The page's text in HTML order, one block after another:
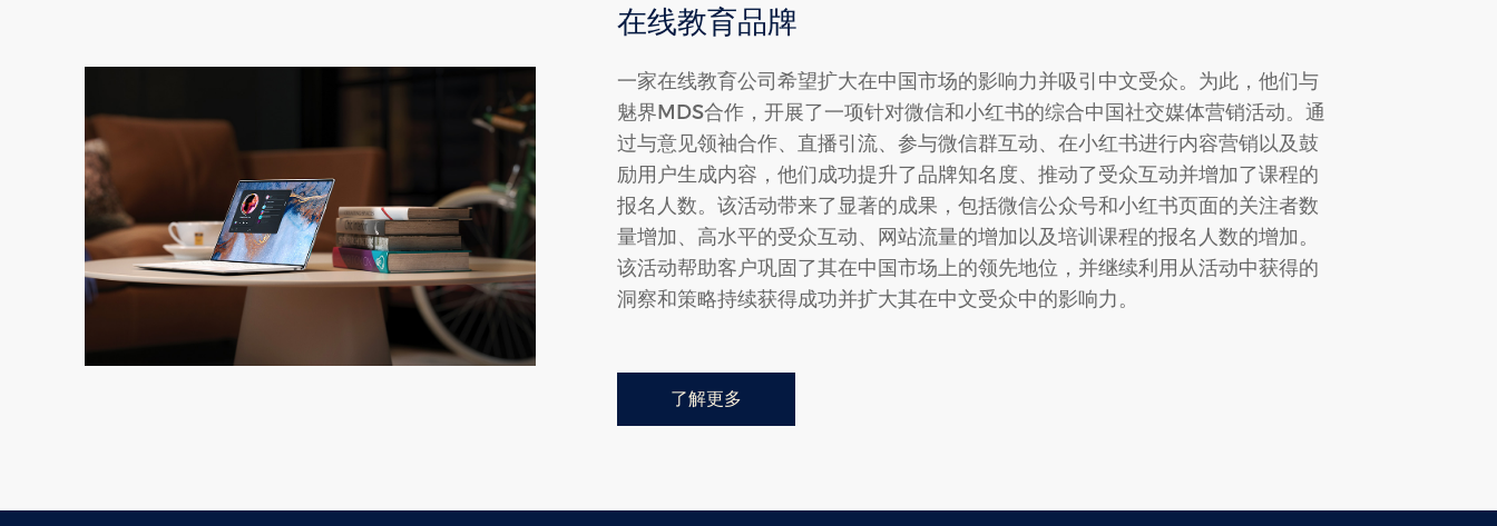
在线教育品牌
一家在线教育公司希望扩大在中国市场的影响力并吸引中文受众。为此，他们与
魅界MDS合作，开展了一项针对微信和小红书的综合中国社交媒体营销活动。通
过与意见领袖合作、直播引流、参与微信群互动、在小红书进行内容营销以及鼓
励用户生成内容，他们成功提升了品牌知名度、推动了受众互动并增加了课程的
报名人数。该活动带来了显著的成果，包括微信公众号和小红书页面的关注者数
量增加、高水平的受众互动、网站流量的增加以及培训课程的报名人数的增加。
该活动帮助客户巩固了其在中国市场上的领先地位，并继续利用从活动中获得的
洞察和策略持续获得成功并扩大其在中文受众中的影响力。
了解更多